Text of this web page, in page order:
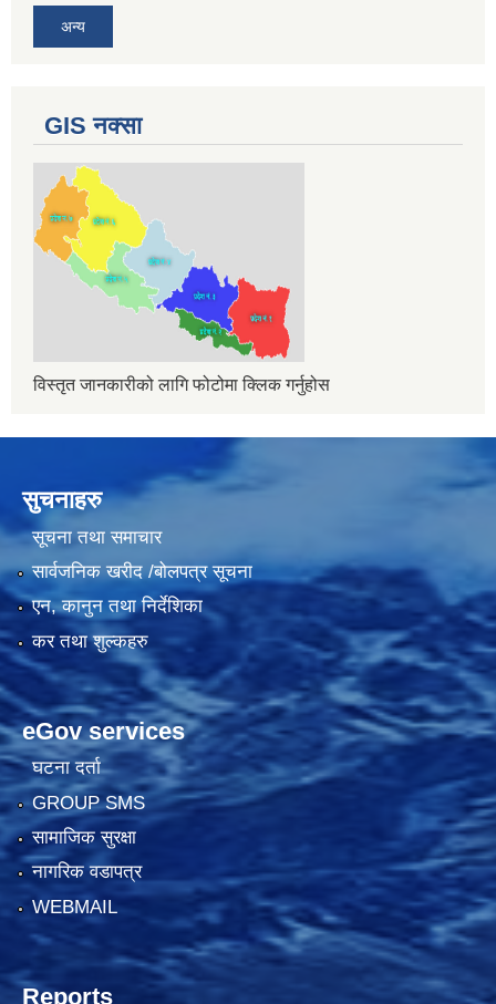
अन्य
GIS नक्सा
विस्तृत जानकारीको लागि फोटोमा क्लिक गर्नुहोस
सुचनाहरु
सूचना तथा समाचार
सार्वजनिक खरीद /बोलपत्र सूचना
एन, कानुन तथा निर्देशिका
कर तथा शुल्कहरु
eGov services
घटना दर्ता
GROUP SMS
सामाजिक सुरक्षा
नागरिक वडापत्र
WEBMAIL
Reports